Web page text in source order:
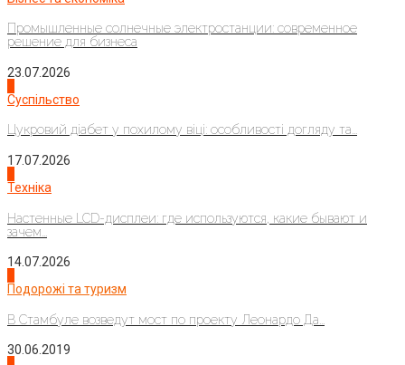
Промышленные солнечные электростанции: современное
решение для бизнеса
23.07.2026
Суспільство
Цукровий діабет у похилому віці: особливості догляду та...
17.07.2026
Техніка
Настенные LCD-дисплеи: где используются, какие бывают и
зачем...
14.07.2026
Подорожі та туризм
В Стамбуле возведут мост по проекту Леонардо Да...
30.06.2019